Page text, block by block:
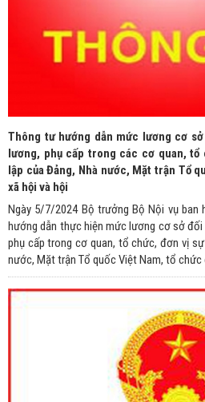
Thông tư hướng dẫn mức lương cơ
lương, phụ cấp trong các cơ quan,
lập của Đảng, Nhà nước, Mặt trận Tổ
xã hội và hội
Ngày 5/7/2024 Bộ trưởng Bộ Nội vụ ban
hướng dẫn thực hiện mức lương cơ sở
phụ cấp trong cơ quan, tổ chức, đơn vị
nước, Mặt trận Tổ quốc Việt Nam, tổ chức